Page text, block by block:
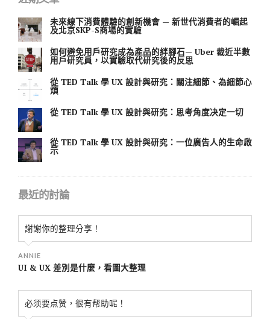
未來線下消費體驗的創新機會 — 新世代消費者的崛起
及北京SKP-S商場的實驗
如何避免用戶研究成為產品的絆腳石— Uber 裁近半數
用戶研究員，以實驗取代研究後的反思
從 TED Talk 學 UX 設計與研究：關注細節、為細節心
煩
從 TED Talk 學 UX 設計與研究：思考角度决定一切
從 TED Talk 學 UX 設計與研究：一位廣告人的生命啟
示
最近的討論
謝謝你的整理分享！
ANNIE
UI & UX 差別是什麼，看圖大整理
必须要点赞，很有帮助呢！